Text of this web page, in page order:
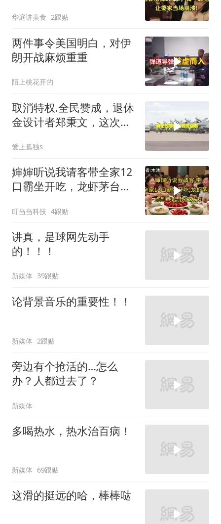
华庭讲美食 2跟贴
两件事令美国明白，对伊
朗开战麻烦重重
陌上桃花开的
取消特权.全民赞成，退休
金设计者郑秉文，这次站
爱上孤独s
婶婶听说我请客带全家12
口霸坐开吃，龙虾茅台点
叮当当科技 4跟贴
讲真，是球网先动手
的！！！
新媒体 39跟贴
论背景音乐的重要性！！
新媒体 2跟贴
旁边有个抢活的…怎么
办？人都过去了？
新媒体
多喝热水，热水治百病！
新媒体 69跟贴
这滑的挺远的哈，棒棒哒